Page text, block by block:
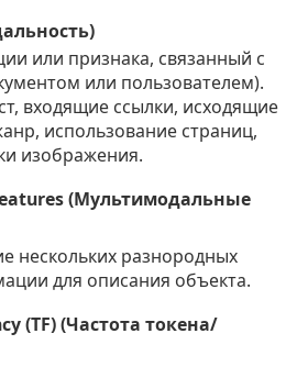
или признака, связанный с
или пользователем).
входящие ссылки, исходящие
использование страниц,
изображения.
(Мультимодальные
нескольких разнородных
для описания объекта.
(TF) (Частота токена/